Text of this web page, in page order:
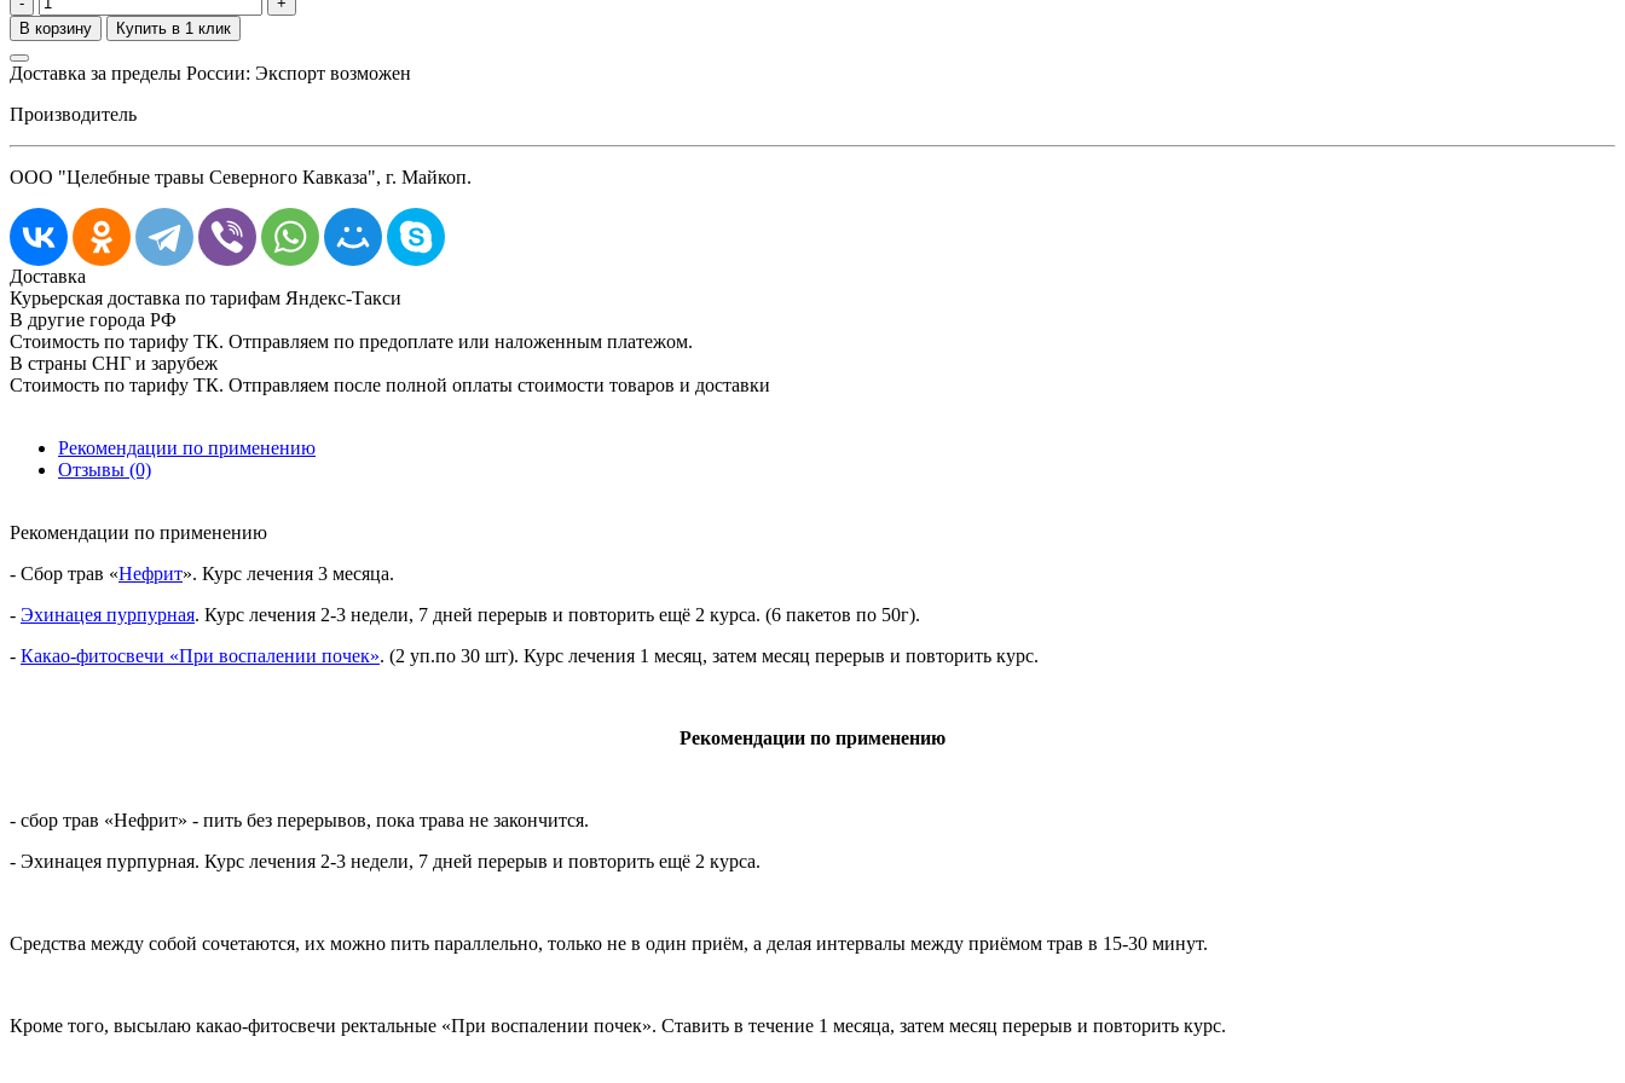
Доставка за пределы России: Экспорт возможен
Производитель
ООО "Целебные травы Северного Кавказа", г. Майкоп.
Доставка
Курьерская доставка по тарифам Яндекс-Такси
В другие города РФ
Стоимость по тарифу ТК. Отправляем по предоплате или наложенным платежом.
В страны СНГ и зарубеж
Стоимость по тарифу ТК. Отправляем после полной оплаты стоимости товаров и доставки
Рекомендации по применению
Отзывы (0)
Рекомендации по применению
- Сбор трав «Нефрит». Курс лечения 3 месяца.
- Эхинацея пурпурная. Курс лечения 2-3 недели, 7 дней перерыв и повторить ещё 2 курса. (6 пакетов по 50г).
- Какао-фитосвечи «При воспалении почек». (2 уп.по 30 шт). Курс лечения 1 месяц, затем месяц перерыв и повторить курс.
Рекомендации по применению
- сбор трав «Нефрит» - пить без перерывов, пока трава не закончится.
- Эхинацея пурпурная. Курс лечения 2-3 недели, 7 дней перерыв и повторить ещё 2 курса.
Средства между собой сочетаются, их можно пить параллельно, только не в один приём, а делая интервалы между приёмом трав в 15-30 минут.
Кроме того, высылаю какао-фитосвечи ректальные «При воспалении почек». Ставить в течение 1 месяца, затем месяц перерыв и повторить курс.